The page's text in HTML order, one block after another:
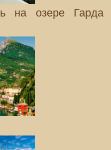
на озере Гарда